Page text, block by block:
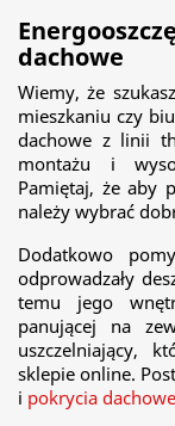
dachowe
Wiemy, że
mieszkaniu czy
dachowe z linii
montażu i
Pamiętaj, że aby
należy wybrać
Dodatkowo
odprowadzały
temu jego
panującej na
uszczelniający,
sklepie online.
i pokrycia dachowe